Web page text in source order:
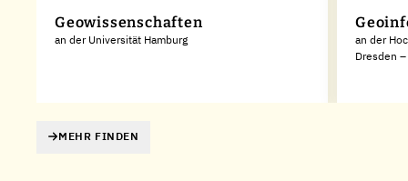
Geowissenschaften
an der Universität Hamburg
an der
Dresden
MEHR FINDEN